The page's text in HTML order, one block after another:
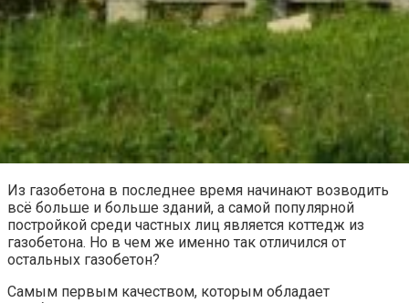
Из газобетона в последнее время начинают возводить
всё больше и больше зданий, а самой популярной
постройкой среди частных лиц является коттедж из
газобетона. Но в чем же именно так отличился от
остальных газобетон?
Самым первым качеством, которым обладает